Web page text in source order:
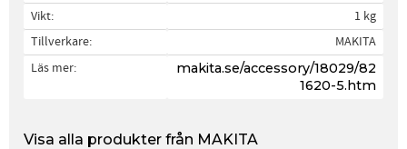
Vikt
1 kg
Tillverkare
MAKITA
Läs mer
makita.se/accessory/18029/82
1620-5.htm
Visa alla produkter från MAKITA